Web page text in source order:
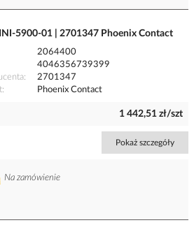
5900-01 | 2701347 Phoenix Contact
2064400
4046356739399
2701347
Phoenix Contact
1 442,51 zł/szt
Pokaż szczegóły
Na zamówienie